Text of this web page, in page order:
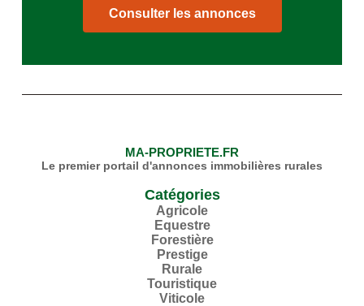
Consulter les annonces
MA-PROPRIETE.FR
Le premier portail d'annonces immobilières rurales
Catégories
Agricole
Equestre
Forestière
Prestige
Rurale
Touristique
Viticole